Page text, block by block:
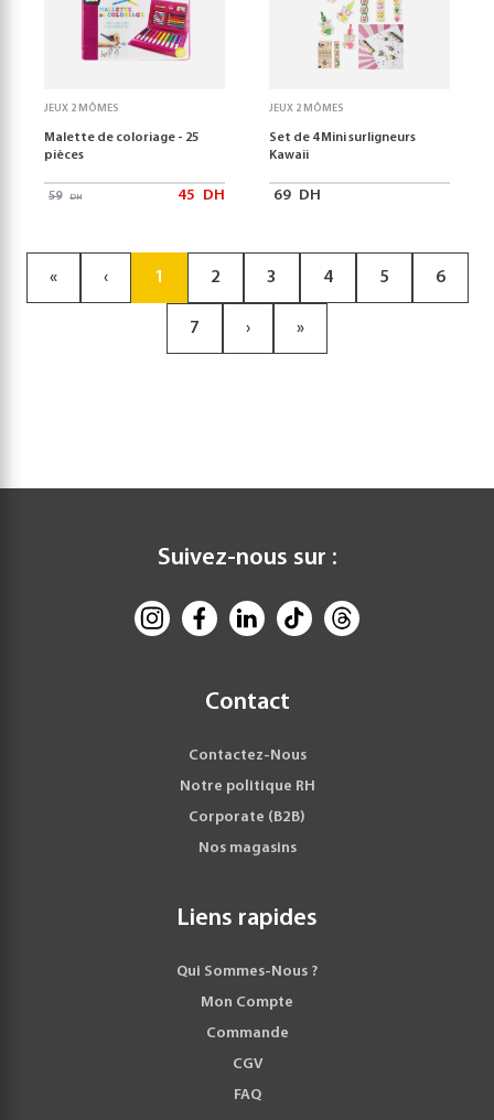
JEUX 2 MÔMES
Malette de coloriage - 25
pièces
59 DH 45 DH
JEUX 2 MÔMES
Set de 4 Mini surligneurs
Kawaii
69 DH
« ‹ 1 2 3 4 5 6
7 › »
Suivez-nous sur :
Contact
Contactez-Nous
Notre politique RH
Corporate (B2B)
Nos magasins
Liens rapides
Qui Sommes-Nous ?
Mon Compte
Commande
CGV
FAQ